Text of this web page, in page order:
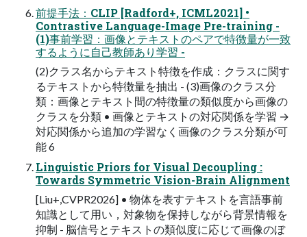
前提手法：CLIP [Radford+, ICML2021] •
Contrastive Language-Image Pre-training -
(1)事前学習：画像とテキストのペアで特徴量が一致
するように自己教師あり学習 -
(2)クラス名からテキスト特徴を作成：クラスに関す
るテキストから特徴量を抽出 - (3)画像のクラス分
類：画像とテキスト間の特徴量の類似度から画像の
クラスを分類 • 画像とテキストの対応関係を学習 →
対応関係から追加の学習なく画像のクラス分類が可
能 6
Linguistic Priors for Visual Decoupling :
Towards Symmetric Vision-Brain Alignment
[Liu+,CVPR2026] • 物体を表すテキストを言語事前
知識として用い，対象物を保持しながら背景情報を
抑制 - 脳信号とテキストの類似度に応じて画像のぼ